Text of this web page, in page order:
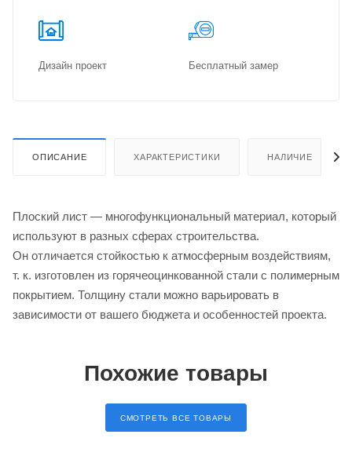
Дизайн проект Бес­плат­ный замер
ОПИСАНИЕ ХАРАКТЕРИСТИКИ НАЛИЧИЕ
Плоский лист ― многофункциональный материал, который
используют в разных сферах строительства.
Он отличается стойкостью к атмосферным воздействиям,
т. к. изготовлен из горячеоцинкованной стали с полимерным
покрытием. Толщину стали можно варьировать в
зависимости от вашего бюджета и особенностей проекта.
Похожие товары
СМОТРЕТЬ ВСЕ ТОВАРЫ